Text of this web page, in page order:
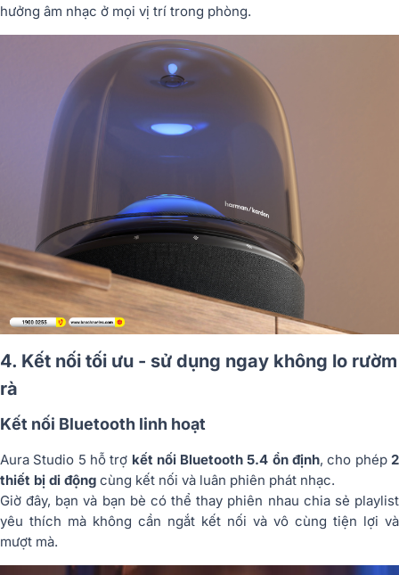
hưởng âm nhạc ở mọi vị trí trong phòng.
4. Kết nối tối ưu - sử dụng ngay không lo rườm
rà
Kết nối Bluetooth linh hoạt
Aura Studio 5 hỗ trợ kết nối Bluetooth 5.4 ổn định, cho phép 2
thiết bị di động cùng kết nối và luân phiên phát nhạc.
Giờ đây, bạn và bạn bè có thể thay phiên nhau chia sẻ playlist
yêu thích mà không cần ngắt kết nối và vô cùng tiện lợi và
mượt mà.